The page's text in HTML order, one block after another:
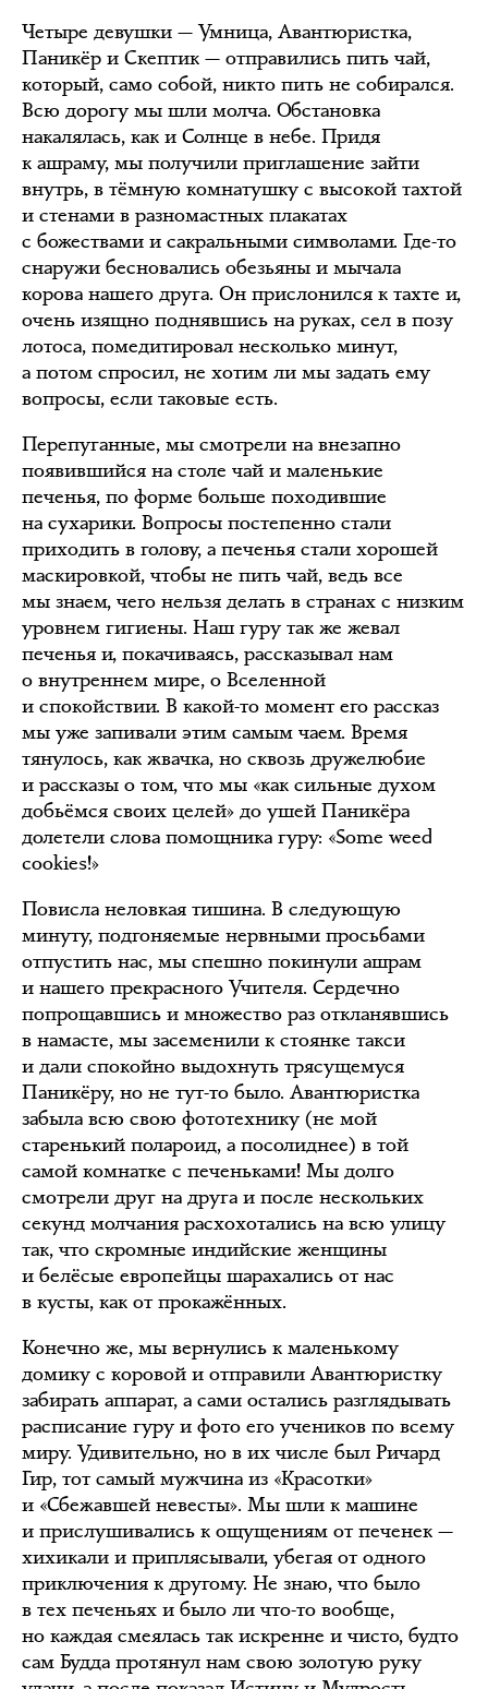
Четыре девушки — Умница, Авантюристка,
Паникёр и Скептик — отправились пить чай,
который, само собой, никто пить не собирался.
Всю дорогу мы шли молча. Обстановка
накалялась, как и Солнце в небе. Придя
к ашраму, мы получили приглашение зайти
внутрь, в тёмную комнатушку с высокой тахтой
и стенами в разномастных плакатах
с божествами и сакральными символами. Где-то
снаружи бесновались обезьяны и мычала
корова нашего друга. Он прислонился к тахте и,
очень изящно поднявшись на руках, сел в позу
лотоса, помедитировал несколько минут,
а потом спросил, не хотим ли мы задать ему
вопросы, если таковые есть.
Перепуганные, мы смотрели на внезапно
появившийся на столе чай и маленькие
печенья, по форме больше походившие
на сухарики. Вопросы постепенно стали
приходить в голову, а печенья стали хорошей
маскировкой, чтобы не пить чай, ведь все
мы знаем, чего нельзя делать в странах с низким
уровнем гигиены. Наш гуру так же жевал
печенья и, покачиваясь, рассказывал нам
о внутреннем мире, о Вселенной
и спокойствии. В какой-то момент его рассказ
мы уже запивали этим самым чаем. Время
тянулось, как жвачка, но сквозь дружелюбие
и рассказы о том, что мы «как сильные духом
добьёмся своих целей» до ушей Паникёра
долетели слова помощника гуру: «Some weed
cookies!»
Повисла неловкая тишина. В следующую
минуту, подгоняемые нервными просьбами
отпустить нас, мы спешно покинули ашрам
и нашего прекрасного Учителя. Сердечно
попрощавшись и множество раз откланявшись
в намасте, мы засеменили к стоянке такси
и дали спокойно выдохнуть трясущемуся
Паникёру, но не тут-то было. Авантюристка
забыла всю свою фототехнику (не мой
старенький полароид, а посолиднее) в той
самой комнатке с печеньками! Мы долго
смотрели друг на друга и после нескольких
секунд молчания расхохотались на всю улицу
так, что скромные индийские женщины
и белёсые европейцы шарахались от нас
в кусты, как от прокажённых.
Конечно же, мы вернулись к маленькому
домику с коровой и отправили Авантюристку
забирать аппарат, а сами остались разглядывать
расписание гуру и фото его учеников по всему
миру. Удивительно, но в их числе был Ричард
Гир, тот самый мужчина из «Красотки»
и «Сбежавшей невесты». Мы шли к машине
и прислушивались к ощущениям от печенек —
хихикали и приплясывали, убегая от одного
приключения к другому. Не знаю, что было
в тех печеньях и было ли что-то вообще,
но каждая смеялась так искренне и чисто, будто
сам Будда протянул нам свою золотую руку